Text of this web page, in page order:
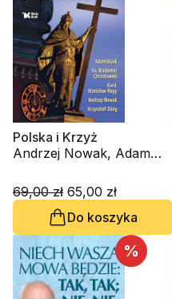
Amedeo Cencini FdCC,
Danuta Piekarz
Polska i Krzyż
Andrzej Nowak, Adam
Chrostowski
69,00 zł 65,00 zł
Do koszyka
%